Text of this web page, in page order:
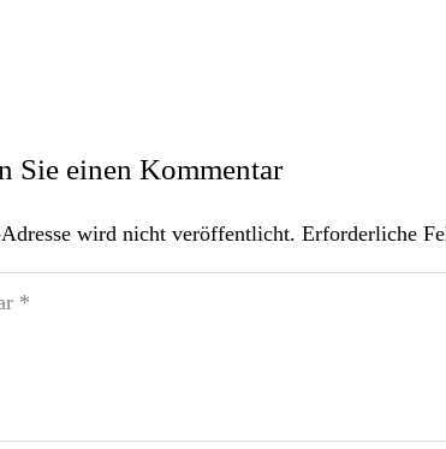
Sie einen Kommentar
wird nicht veröffentlicht. Erforderliche